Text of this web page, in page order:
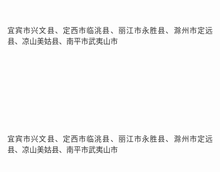
宜宾市兴文县、定西市临洮县、丽江市永胜县、滁州市定远
县、凉山美姑县、南平市武夷山市
宜宾市兴文县、定西市临洮县、丽江市永胜县、滁州市定远
县、凉山美姑县、南平市武夷山市